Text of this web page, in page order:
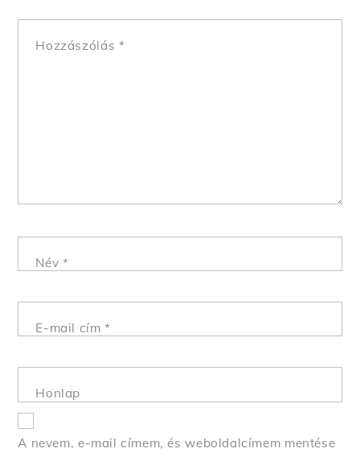
Hozzászólás *
Név *
E-mail cím*
Honlap
A nevem, e-mail címem, és weboldalcímem mentése